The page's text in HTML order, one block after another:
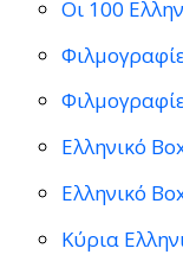
Οι 100
Ελληνικό
Ελληνικό
Κύρια